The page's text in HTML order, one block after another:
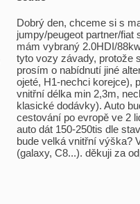
Dobrý den, chceme si s
jumpy/peugeot partner/fiat
mám vybraný 2.0HDI/
tyto vozy závady, protože
prosím o nabídnutí jiné
ojeté, H1-nechci korejce),
vnitřní délka min 2,3m,
klasické dodávky). Auto
cestování po evropě ve 2
auto dát 150-250tis dle
bude velká vnitřní výška?
(galaxy, C8...). děkuji za